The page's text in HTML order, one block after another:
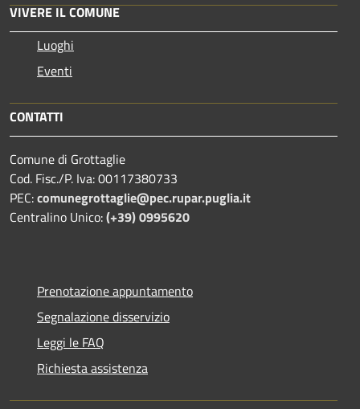
VIVERE IL COMUNE
Luoghi
Eventi
CONTATTI
Comune di Grottaglie
Cod. Fisc./P. Iva: 00117380733
PEC:comunegrottaglie@pec.rupar.puglia.it
Centralino Unico:(+39) 0995620
Prenotazione appuntamento
Segnalazione disservizio
Leggi le FAQ
Richiesta assistenza